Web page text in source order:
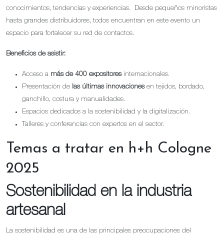
conocimientos, tendencias y experiencias. Desde pequeños minoristas
hasta grandes distribuidores, todos encuentran en este evento un
espacio para fortalecer su red de contactos.
Beneficios de asistir:
Acceso a más de 400 expositoresinternacionales.
Presentación de las últimas innovacionesen tejidos, bordado,
ganchillo, costura y manualidades.
Espacios dedicados a la sostenibilidad y la digitalización.
Talleres y conferencias con expertos en el sector.
Temas a tratar en h+h Cologne
2025
Sostenibilidad en la industria
artesanal
La sostenibilidad es una de las principales preocupaciones del